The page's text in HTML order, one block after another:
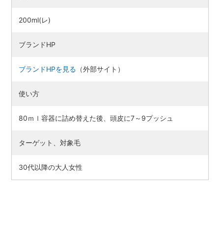
200ml(レ)
ブランドHP
ブランドHPを見る （外部サイト）
使い方
80ｍｌ容器に詰め替えた後、頭皮に7～9プッシュ
ターゲット、対象毛
30代以降の大人女性